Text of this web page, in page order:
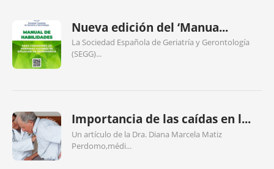
Nueva edición del ‘Manua...
La Sociedad Española de Geriatría y Gerontología
(SEGG)...
Importancia de las caídas en l...
Un artículo de la Dra. Diana Marcela Matiz
Perdomo,médi...